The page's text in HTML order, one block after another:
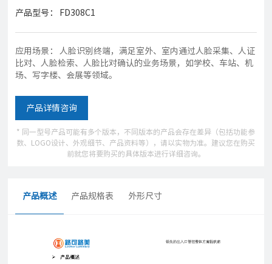
产品型号： FD308C1
应用场景： 人脸识别终端，满足室外、室内通过人脸采集、人证
比对、人脸检索、人脸比对确认的业务场景，如学校、车站、机
场、写字楼、会展等领域。
产品详情咨询
* 同一型号产品可能有多个版本，不同版本的产品会存在差异（包括功能参
数、LOGO设计、外观细节、产品资料等），请以实物为准。建议您在购买
前就您将要购买的具体版本进行详细咨询。
产品概述 产品规格表 外形尺寸